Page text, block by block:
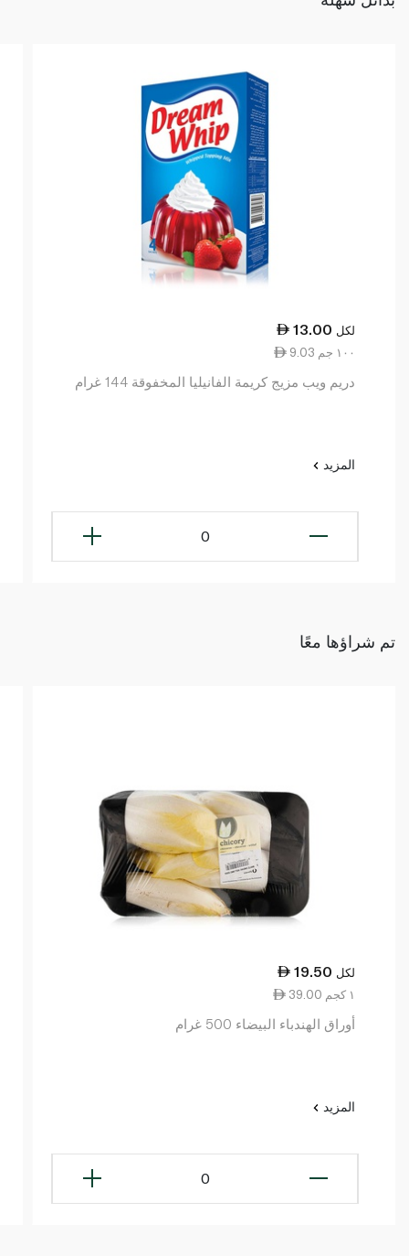
13.00 لكل
9.03 ١٠٠ جم
دريم ويب مزيج كريمة الفانيليا المخفوقة 144 غرام
المزيد
0
تم شراؤها معًا
19.50 لكل
39.00 ١ كجم
أوراق الهندباء البيضاء 500 غرام
المزيد
0